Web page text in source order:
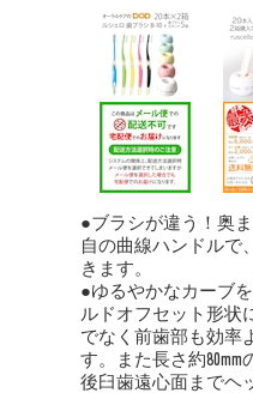
●ブラシが違う！奥
自の曲線ハンドルで
きます。
●ゆるやかなカーブ
ルドオフセット形状
でなく前歯部も効率
す。また長さ約
後臼歯遠心面までヘ